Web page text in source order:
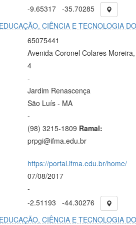
-9.65317
-35.70285
CIÊNCIA E TECNOLOGIA
65075441
Avenida Coronel Colares
4
-
Jardim Renascença
São Luís - MA
-
(98) 3215-1809 Ramal:
prpgi@ifma.edu.br
https://portal.ifma.edu.br/home/
07/08/2017
-
-2.51193
-44.30276
CIÊNCIA E TECNOLOGIA